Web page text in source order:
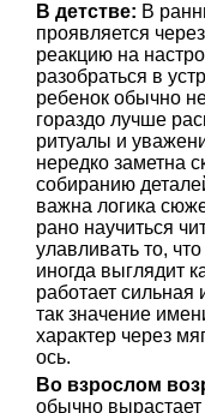
В детстве: В
проявляется
реакцию на
разобраться в
ребенок обычно
гораздо лучше
ритуалы и
нередко заметна
собиранию
важна логика
рано научиться
улавливать то,
иногда выглядит
работает
так значение
характер через
ось.
Во взрослом
обычно